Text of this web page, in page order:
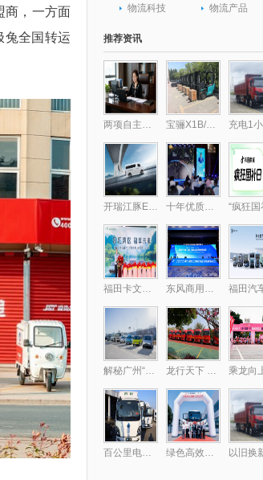
商，一方面
兔全国转运
物流科技
物流产品
推荐资讯
两项自主核心技术破局行业痛点 包静引领跨境供应链数字化升级,库存周转效率提升30% 宝骊X1B/X3B批量交付，驱动“中国镁都”物料搬运绿色跃迁
开瑞江豚E5/E7客运版上市，全面升级带来乘用级体验 十年优质乳工程，24小时鲜牛乳以鲜活“质”敬时代
福田卡文乐福中山上市，智慧绿流打通珠三角新格局 东风商用车携龙擎3.0动力链强势亮相2025化工物流安全环保发展论坛
解秘广州“钻石型”顶层物流网络的最后一块拼图——广州东部公铁联运枢纽 龙行天下 以客为先丨龙擎动力爆单130台！助力钢铁物流提质增效
百公里电耗低至31度，乘龙L2V新能源轻卡助卡友钱程似锦 绿色高效双驱动！德铁信可在华部署首批醇氢重卡